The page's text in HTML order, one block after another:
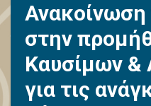
στην
Καυσίμων &
για τις